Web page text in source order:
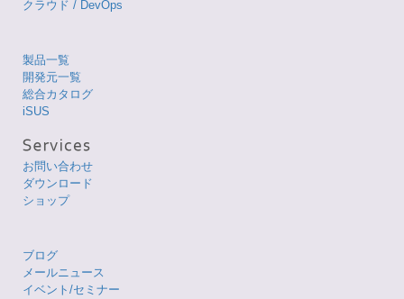
クラウド / DevOps
製品一覧
開発元一覧
総合カタログ
iSUS
お問い合わせ
ダウンロード
ショップ
ブログ
メールニュース
イベント/セミナー